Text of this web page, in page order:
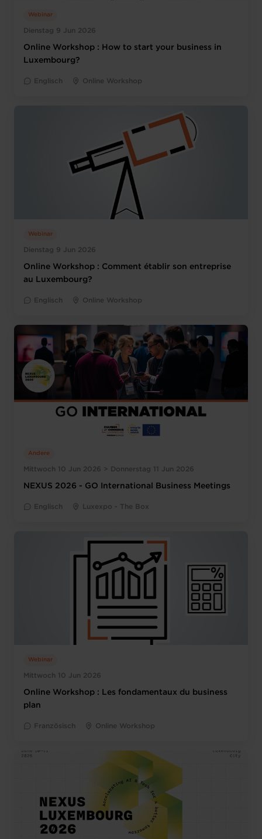
Dienstag 9 Jun 2026
Webinar
Online Workshop : How to start your business in
Luxembourg?
Englisch Online Workshop
Dienstag 9 Jun 2026
Webinar
Online Workshop : Comment établir son entreprise
au Luxembourg?
Englisch Online Workshop
Mittwoch 10 Jun 2026 > Donnerstag 11 Jun 2026
Andere
NEXUS 2026 - GO International Business Meetings
Englisch Luxexpo - The Box
Mittwoch 10 Jun 2026
Webinar
Online Workshop : Les fondamentaux du business
plan
Französisch Online Workshop